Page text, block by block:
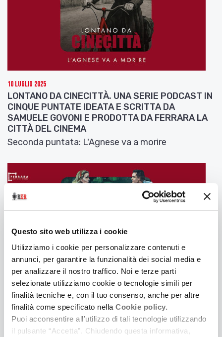
Questo sito web utilizza i cookie
Utilizziamo i cookie per personalizzare contenuti e
annunci, per garantire la funzionalità dei social media e
per analizzare il nostro traffico. Noi e terze parti
selezionate utilizziamo cookie o tecnologie simili per
finalità tecniche e, con il tuo consenso, anche per altre
finalità come specificato nella Cookie policy.
Puoi acconsentire all’utilizzo di tali tecnologie utilizzando
il pulsante “Accetta”. Chiudendo questa informativa,
10 Luglio 2025
LONTANO DA CINECITTÀ. UNA SERIE PODCAST IN
CINQUE PUNTATE IDEATA E SCRITTA DA
SAMUELE GOVONI E PRODOTTA DA FERRARA LA
CITTÀ DEL CINEMA
Seconda puntata: L'Agnese va a morire
3 Luglio 2025
LONTANO DA CINECITTÀ. UNA SERIE PODCAST IN
CINQUE PUNTATE IDEATA E SCRITTA DA
SAMUELE GOVONI E PRODOTTA DA FERRARA LA